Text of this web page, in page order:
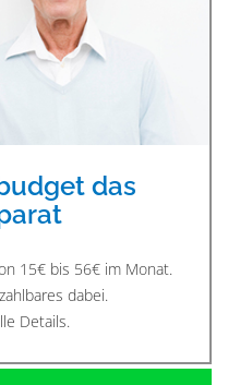
das
15€ bis 56€ im Monat.
dabei.
Details.